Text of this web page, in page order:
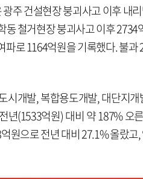
주 건설현장 붕괴사고 이후 내
동 철거현장 붕괴사고 이후
파로 1164억원을 기록했다. 불
시개발, 복합용도개발, 대단지
년(1533억원) 대비 약 187% 오
원으로 전년 대비 27.1% 올랐